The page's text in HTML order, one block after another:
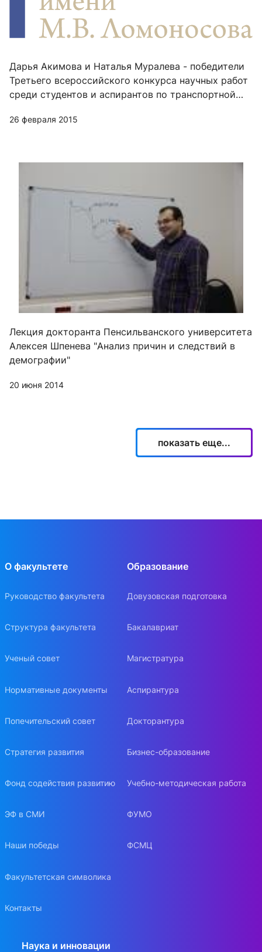
Дарья Акимова и Наталья Муралева - победители
Третьего всероссийского конкурса научных работ
среди студентов и аспирантов по транспортной
26 февраля 2015
Лекция докторанта Пенсильванского университета
Алексея Шпенева "Анализ причин и следствий в
демографии"
20 июня 2014
показать еще...
О факультете
Руководство факультета
Структура факультета
Ученый совет
Нормативные документы
Попечительский совет
Стратегия развития
Фонд содействия развитию
ЭФ в СМИ
Наши победы
Факультетская символика
Контакты
Образование
Довузовская подготовка
Бакалавриат
Магистратура
Аспирантура
Докторантура
Бизнес-образование
Учебно-методическая работа
ФУМО
ФСМЦ
Наука и инновации